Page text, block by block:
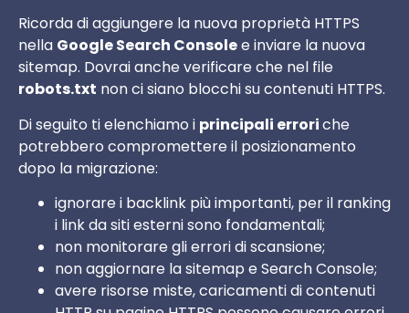
Ricorda di aggiungere la nuova proprietà HTTPS
nella Google Search Consolee inviare la nuova
sitemap. Dovrai anche verificare che nel file
robots.txt non ci siano blocchi su contenuti HTTPS.
Di seguito ti elenchiamo i principali erroriche
potrebbero compromettere il posizionamento
dopo la migrazione:
ignorare i backlink più importanti, per il ranking
i link da siti esterni sono fondamentali;
non monitorare gli errori di scansione;
non aggiornare la sitemap e Search Console;
avere risorse miste, caricamenti di contenuti